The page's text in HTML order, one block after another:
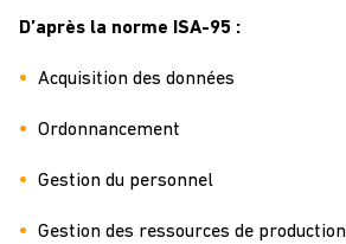
D’après la norme ISA-95 :
Acquisition des données
Ordonnancement
Gestion du personnel
Gestion des ressources de production